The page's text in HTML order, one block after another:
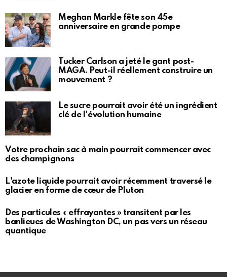
Meghan Markle fête son 45e
anniversaire en grande pompe
Tucker Carlson a jeté le gant post-
MAGA. Peut-il réellement construire un
mouvement ?
Le sucre pourrait avoir été un ingrédient
clé de l'évolution humaine
Votre prochain sac à main pourrait commencer avec
des champignons
L'azote liquide pourrait avoir récemment traversé le
glacier en forme de cœur de Pluton
Des particules « effrayantes » transitent par les
banlieues de Washington DC, un pas vers un réseau
quantique